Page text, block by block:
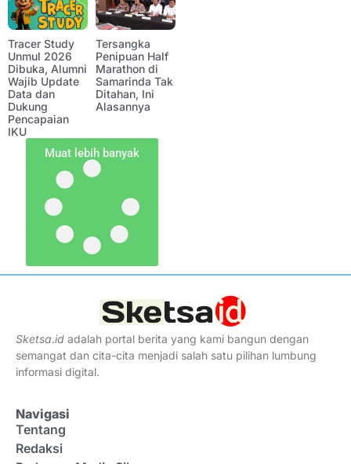
Tracer Study
Unmul 2026
Dibuka, Alumni
Wajib Update
Data dan
Dukung
Pencapaian
IKU
Tersangka
Penipuan Half
Marathon di
Samarinda Tak
Ditahan, Ini
Alasannya
Muat lebih banyak
Sketsa.id adalah portal berita yang kami bangun dengan
semangat dan cita-cita menjadi salah satu pilihan lumbung
informasi digital.
Navigasi
Tentang
Redaksi